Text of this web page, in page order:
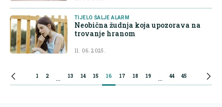
TIJELO ŠALJE ALARM
Neobična žudnja koja upozorava na
trovanje hranom
11. 06. 2025.
1 2 ... 13 14 15 16 17 18 19 ... 44 45